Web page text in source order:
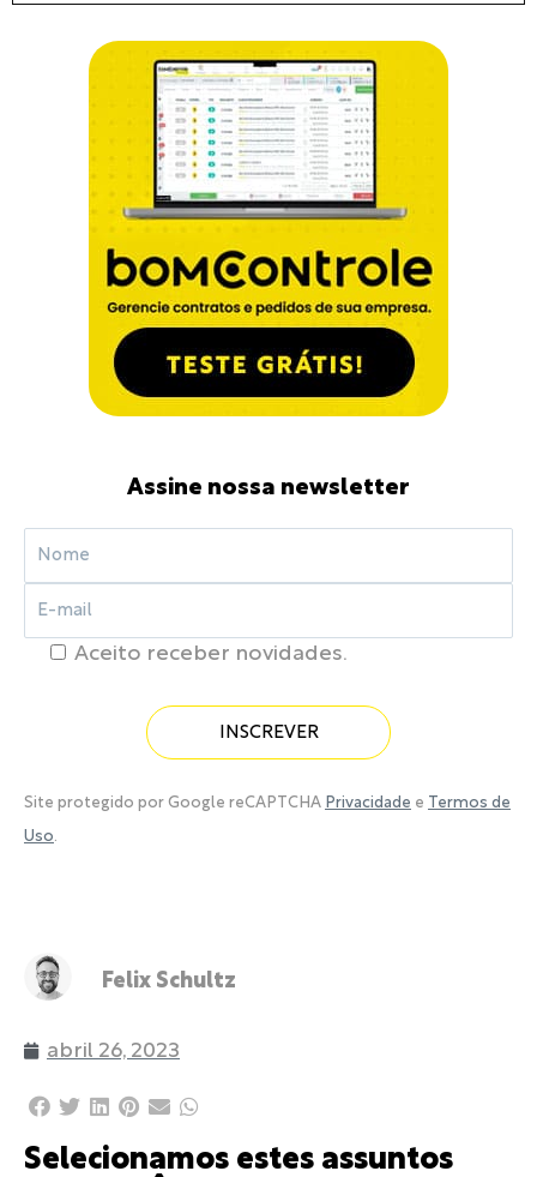
Assine nossa newsletter
Aceito receber novidades.
Site protegido por Google reCAPTCHA Privacidade e Termos de
Uso
Felix Schultz
abril 26, 2023
Selecionamos estes assuntos